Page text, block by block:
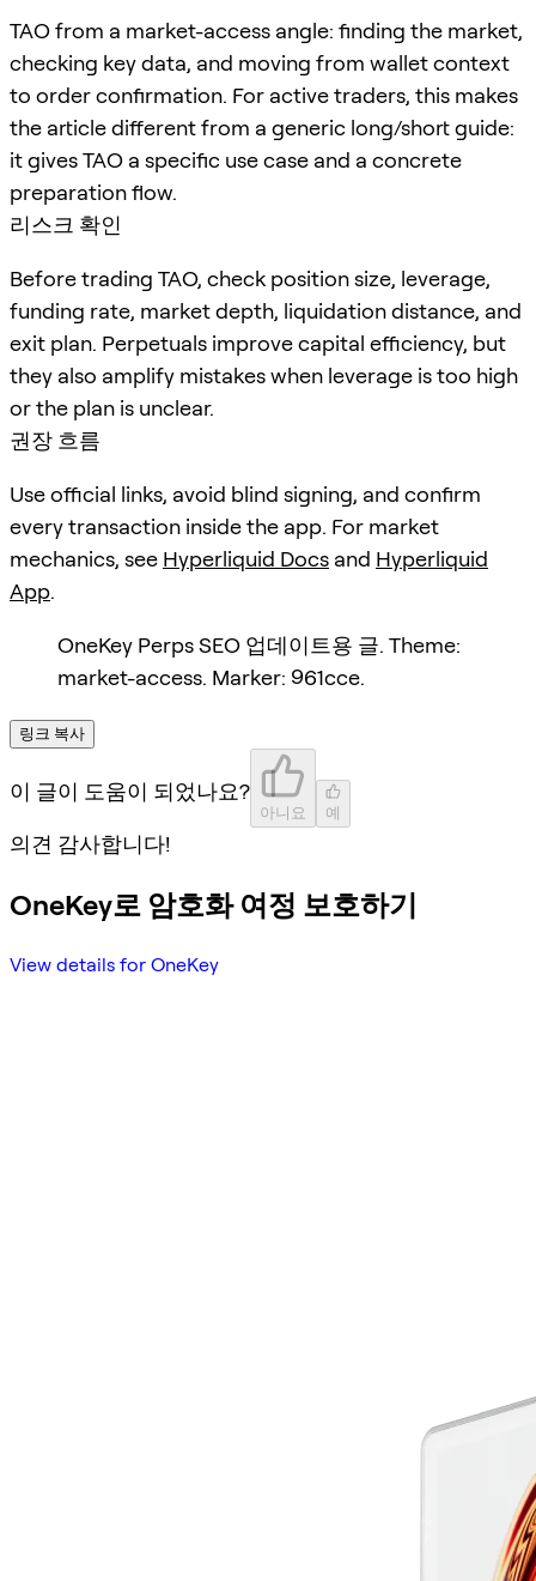
TAO from a market-access angle: finding the market,
checking key data, and moving from wallet context
to order confirmation. For active traders, this makes
the article different from a generic long/short guide:
it gives TAO a specific use case and a concrete
preparation flow.
리스크 확인
Before trading TAO, check position size, leverage,
funding rate, market depth, liquidation distance, and
exit plan. Perpetuals improve capital efficiency, but
they also amplify mistakes when leverage is too high
or the plan is unclear.
권장 흐름
Use official links, avoid blind signing, and confirm
every transaction inside the app. For market
mechanics, see Hyperliquid Docs and Hyperliquid
App.
OneKey Perps SEO 업데이트용 글. Theme:
market-access. Marker: 961cce.
링크 복사
이 글이 도움이 되었나요?
아니요 예
의견 감사합니다!
OneKey로 암호화 여정 보호하기
View details for OneKey